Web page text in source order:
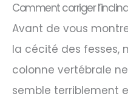
Comment corriger
Avant de vous
la cécité des fesses,
colonne vertébrale
semble terriblement